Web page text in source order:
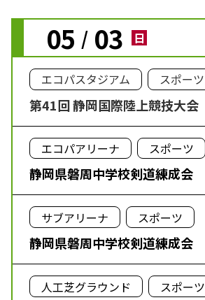
05 / 03 日
エコパスタジアム スポーツ
第41回 静岡国際陸上競技大会
エコパアリーナ スポーツ
静岡県磐周中学校剣道練成会
サブアリーナ スポーツ
静岡県磐周中学校剣道練成会
人工芝グラウンド スポーツ